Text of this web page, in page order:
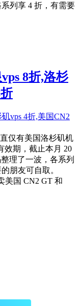
列享 4 折，有需要
8折,洛杉
仅有美国洛杉矶机
效期，截止本月 20
理了一波，各系列
朋友可自取。
美国 CN2 GT 和